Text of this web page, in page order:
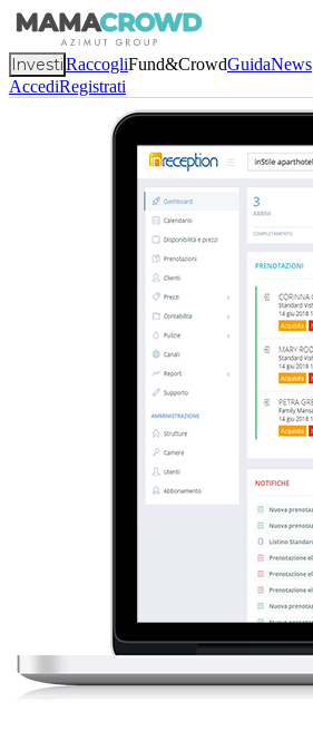
InvestiRaccogliFund&CrowdGuidaNews
AccediRegistrati